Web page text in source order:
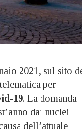
2021, sul sito
per
19. La domanda
dai nuclei
dell’attuale